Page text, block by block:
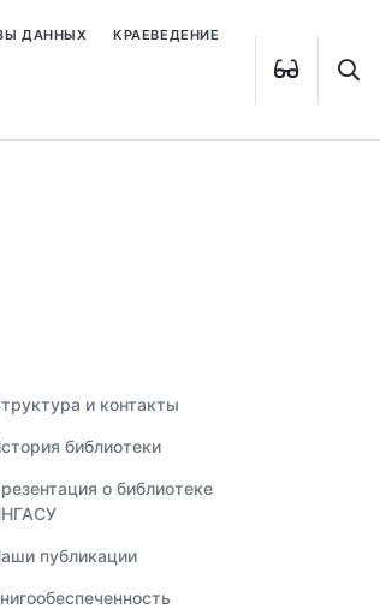
ДАННЫХ КРАЕВЕДЕНИЕ
и контакты
библиотеки
о библиотеке
публикации